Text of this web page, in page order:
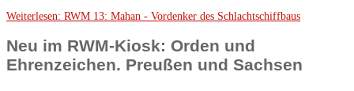
Weiterlesen: RWM 13: Mahan - Vordenker des Schlachtschiffbaus
Neu im RWM-Kiosk: Orden und
Ehrenzeichen. Preußen und Sachsen